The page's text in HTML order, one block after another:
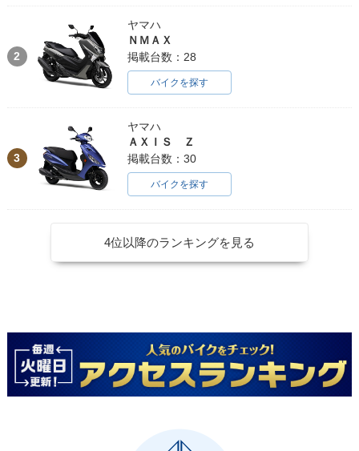
2
ヤマハ
ＮＭＡＸ
掲載台数：28
バイクを探す
3
ヤマハ
ＡＸＩＳ Ｚ
掲載台数：30
バイクを探す
4位以降のランキングを見る